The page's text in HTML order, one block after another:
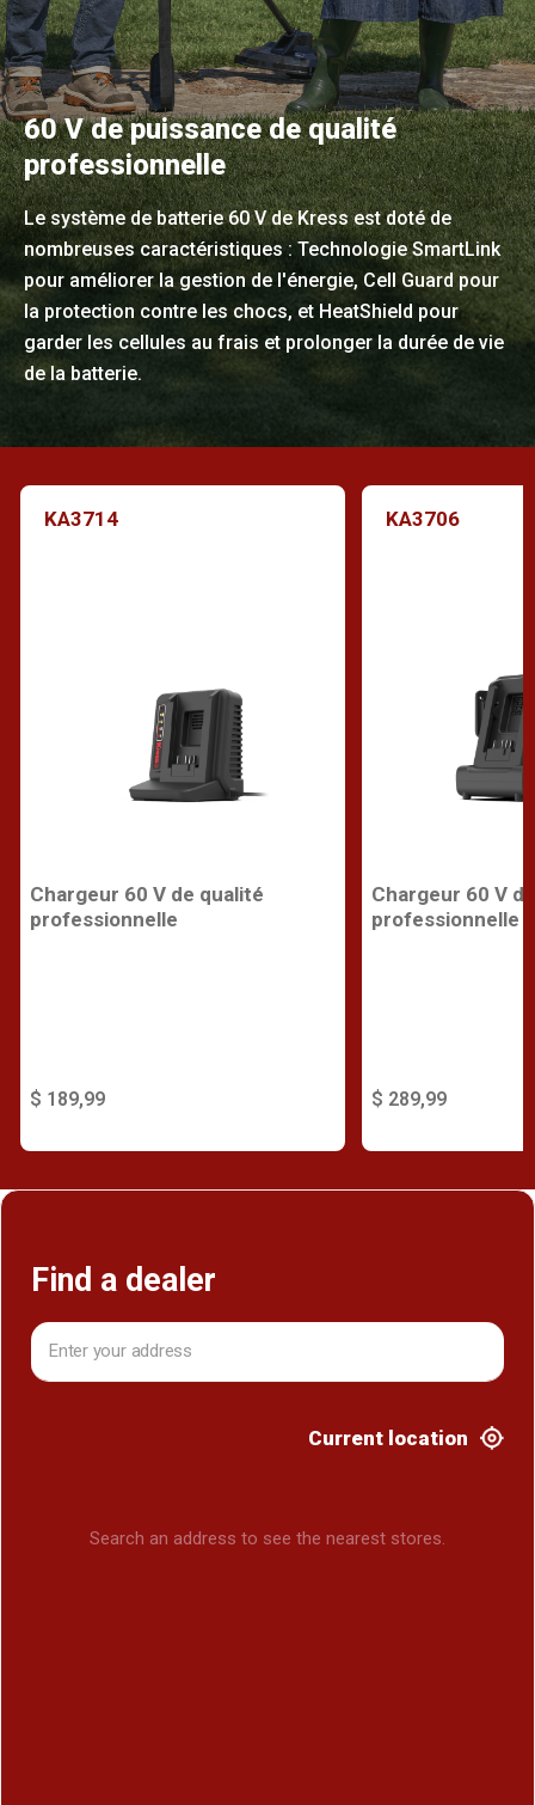
60 V de puissance de qualité
professionnelle
Le système de batterie 60 V de Kress est doté de
nombreuses caractéristiques : Technologie SmartLink
pour améliorer la gestion de l'énergie, Cell Guard pour
la protection contre les chocs, et HeatShield pour
garder les cellules au frais et prolonger la durée de vie
de la batterie.
KA3714
Chargeur 60 V de qualité
professionnelle
$ 189,99
KA3706
Chargeur 60 V
professionnelle
$ 289,99
Find a dealer
Current location
Search an address to see the nearest stores.